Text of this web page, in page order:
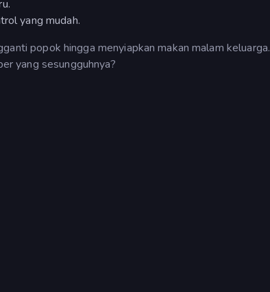
yang mudah.
popok hingga menyiapkan makan malam keluarga.
yang sesungguhnya?